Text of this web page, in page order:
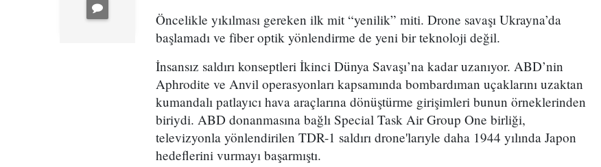
Öncelikle yıkılması gereken ilk mit “yenilik” miti. Drone savaşı Ukrayna’da
başlamadı ve fiber optik yönlendirme de yeni bir teknoloji değil.
İnsansız saldırı konseptleri İkinci Dünya Savaşı’na kadar uzanıyor. ABD’nin
Aphrodite ve Anvil operasyonları kapsamında bombardıman uçaklarını uzaktan
kumandalı patlayıcı hava araçlarına dönüştürme girişimleri bunun örneklerinden
biriydi. ABD donanmasına bağlı Special Task Air Group One birliği,
televizyonla yönlendirilen TDR-1 saldırı drone'larıyle daha 1944 yılında Japon
hedeflerini vurmayı başarmıştı.